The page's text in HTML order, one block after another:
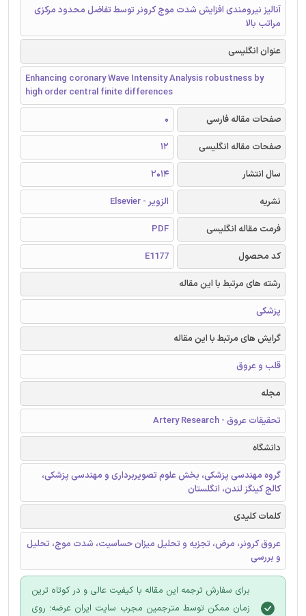
آنالیز نیرومندی افزایش شدت موج کرونر توسط تفاضل محدود مرکزی
مراتب بالا
عنوان انگلیسی
Enhancing coronary Wave Intensity Analysis robustness by
high order central finite differences
صفحات مقاله فارسی
0
صفحات مقاله انگلیسی
12
سال انتشار
2014
نشریه
الزویر - Elsevier
فرمت مقاله انگلیسی
PDF
کد محصول
E1177
رشته های مرتبط با این مقاله
پزشکی
گرایش های مرتبط با این مقاله
قلب و عروق
مجله
تحقیقات عروق - Artery Research
دانشگاه
گروه مهندسی پزشکی، بخش علوم تصویربرداری و مهندسی پزشکی،
کالج کینگز لندن، انگلستان
کلمات کلیدی
عروق کرونر، مرض، تجزیه و تحلیل میزان حساسیت، شدت موج، تحلیل
و بررسی
برای سفارش ترجمه این مقاله با کیفیت عالی و در کوتاه ترین
زمان ممکن توسط مترجمین مجرب سایت ایران عرضه؛ روی